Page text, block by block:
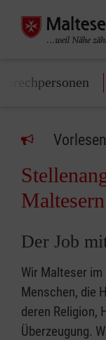
Vorlesen
Der Job
Wir Malteser
Menschen, die
deren Religion,
Überzeugung.